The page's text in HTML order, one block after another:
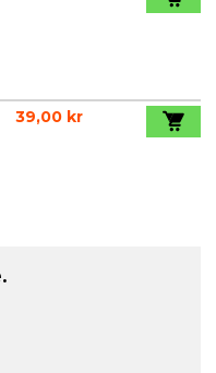
39,00 kr